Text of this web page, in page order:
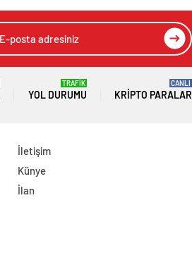
YOL DURUMU
TRAFİK
KRIPTO PARALAR
CANLI
İletişim
Künye
İlan